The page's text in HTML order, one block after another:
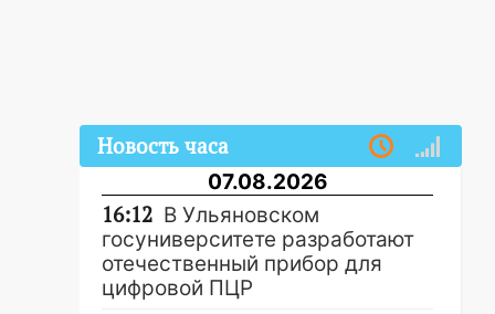
Новость часа
07.08.2026
16:12 В Ульяновском
госуниверситете разработают
отечественный прибор для
цифровой ПЦР